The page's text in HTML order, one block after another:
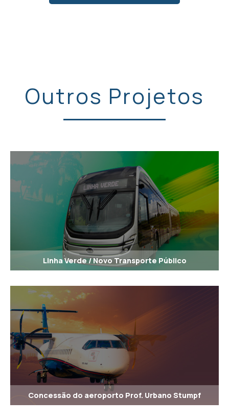
Outros Projetos
Linha Verde / Novo Transporte Público
Concessão do aeroporto Prof. Urbano Stumpf